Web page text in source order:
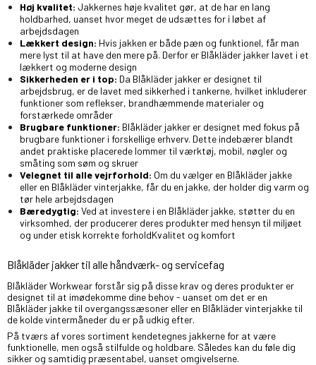
Høj kvalitet: Jakkernes høje kvalitet gør, at de har en lang
holdbarhed, uanset hvor meget de udsættes for i løbet af
arbejdsdagen
Lækkert design: Hvis jakken er både pæn og funktionel, får man
mere lyst til at have den mere på. Derfor er Blåkläder jakker lavet i et
lækkert og moderne design
Sikkerheden er i top: Da Blåkläder jakker er designet til
arbejdsbrug, er de lavet med sikkerhed i tankerne, hvilket inkluderer
funktioner som reflekser, brandhæmmende materialer og
forstærkede områder
Brugbare funktioner: Blåkläder jakker er designet med fokus på
brugbare funktioner i forskellige erhverv. Dette indebærer blandt
andet praktiske placerede lommer til værktøj, mobil, nøgler og
småting som søm og skruer
Velegnet til alle vejrforhold: Om du vælger en Blåkläder jakke
eller en Blåkläder vinterjakke, får du en jakke, der holder dig varm og
tør hele arbejdsdagen
Bæredygtig: Ved at investere i en Blåkläder jakke, støtter du en
virksomhed, der producerer deres produkter med hensyn til miljøet
og under etisk korrekte forholdKvalitet og komfort
Blåkläder jakker til alle håndværk- og servicefag
Blåkläder Workwear forstår sig på disse krav og deres produkter er
designet til at imødekomme dine behov - uanset om det er en
Blåkläder jakke til overgangssæsoner eller en Blåkläder vinterjakke til
de kolde vintermåneder du er på udkig efter.
På tværs af vores sortiment kendetegnes jakkerne for at være
funktionelle, men også stilfulde og holdbare. Således kan du føle dig
sikker og samtidig præsentabel, uanset omgivelserne.